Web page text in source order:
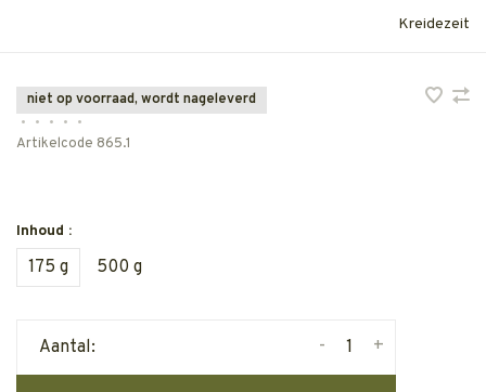
Kreidezeit
niet op voorraad, wordt nageleverd
•
• • •
•
Artikelcode 865.1
Inhoud :
175 g 500 g
Aantal: +
-